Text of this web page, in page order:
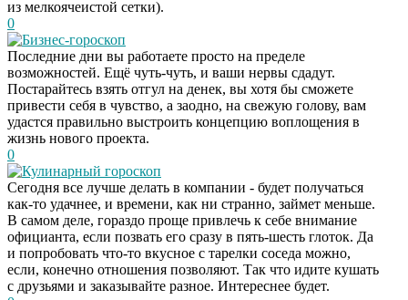
из мелкоячеистой сетки).
0
Бизнес-гороскоп
Последние дни вы работаете просто на пределе
возможностей. Ещё чуть-чуть, и ваши нервы сдадут.
Постарайтесь взять отгул на денек, вы хотя бы сможете
привести себя в чувство, а заодно, на свежую голову, вам
удастся правильно выстроить концепцию воплощения в
жизнь нового проекта.
0
Кулинарный гороскоп
Сегодня все лучше делать в компании - будет получаться
как-то удачнее, и времени, как ни странно, займет меньше.
В самом деле, гораздо проще привлечь к себе внимание
официанта, если позвать его сразу в пять-шесть глоток. Да
и попробовать что-то вкусное с тарелки соседа можно,
если, конечно отношения позволяют. Так что идите кушать
с друзьями и заказывайте разное. Интереснее будет.